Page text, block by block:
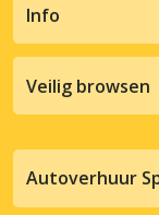
Info
Veilig browsen
Autoverhuur